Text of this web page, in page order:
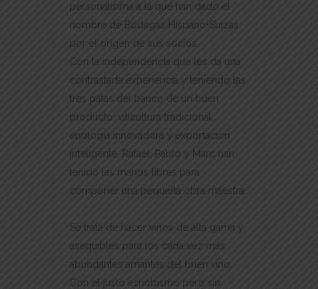
personalísima a la que han dado el
nombre de Bodegas Hispano+Suizas
por el origen de sus socios.
Con la independencia que les da una
contrastada experiencia y teniendo las
tres patas del banco de un buen
producto: viticultura tradicional,
enología innovadora y exportación
inteligente, Rafael, Pablo y Marc han
tenido las manos libres para
componer una pequeña obra maestra.
Se trata de hacer vinos de alta gama y
asequibles para los cada vez más
abundantes amantes del buen vino.
Con el justo esnobismo pero sin